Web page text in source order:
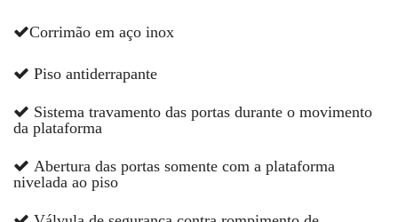
Corrimão em aço inox
Piso antiderrapante
Sistema travamento das portas durante o movimento
da plataforma
Abertura das portas somente com a plataforma
nivelada ao piso